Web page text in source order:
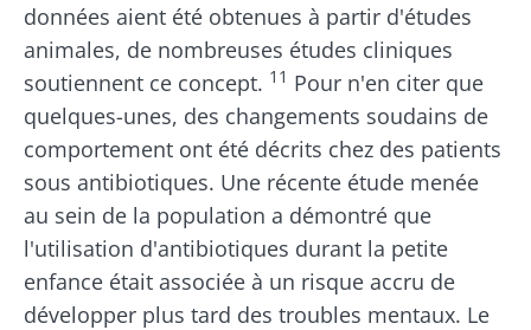
données aient été obtenues à partir d'études
animales, de nombreuses études cliniques
soutiennent ce concept. 11 Pour n'en citer que
quelques-unes, des changements soudains de
comportement ont été décrits chez des patients
sous antibiotiques. Une récente étude menée
au sein de la population a démontré que
l'utilisation d'antibiotiques durant la petite
enfance était associée à un risque accru de
développer plus tard des troubles mentaux. Le
riche en
micro-
organismes
vivants, le
plus e...
En savoir plus
yaourt,
fromage
blanc ou
skyr ? Ces
spécialités
laitières
ont un
point
elles
chou...
En savoir
plus
une piste à
explorer
Lire l'article